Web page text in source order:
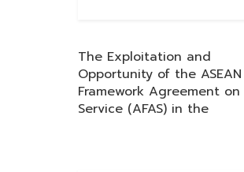
The Exploitation and
Opportunity of the ASEAN
Framework Agreement on
Service (AFAS) in the